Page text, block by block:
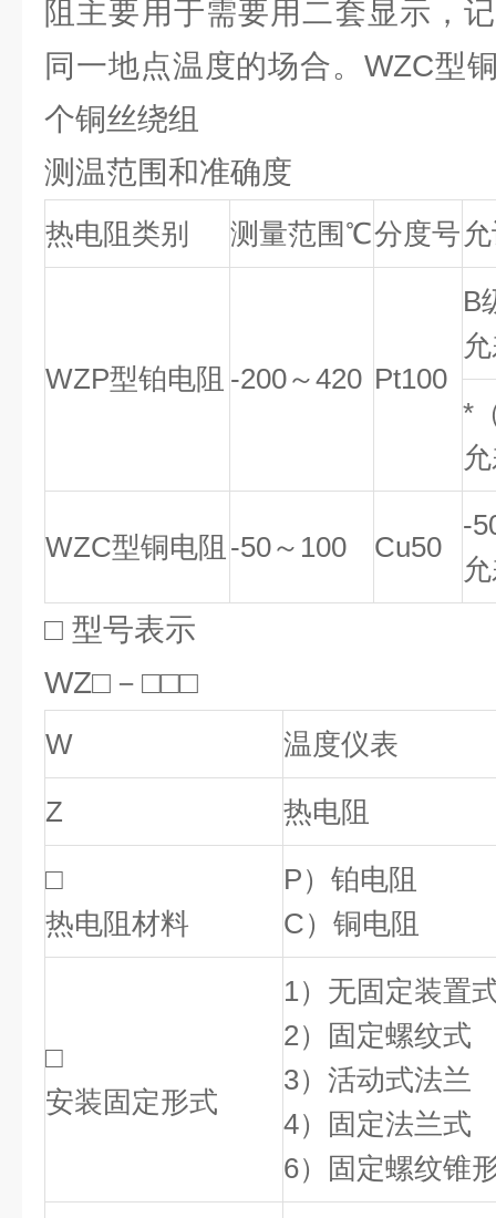
阻主要用于需要用二套显示，
同一地点温度的场合。WZC型
个铜丝绕组
测温范围和准确度
热电阻类别 测量范围℃分度号
WZP型铂电阻 -200～420 Pt100
B
*
WZC型铜电阻 -50～100 Cu50
-
□ 型号表示
WZ□－□□□
W 温度仪表
Z 热电阻
□
热电阻材料
P）铂电阻
C）铜电阻
□
安装固定形式
1）无固定装置
2）固定螺纹式
3）活动式法兰
4）固定法兰式
6）固定螺纹锥